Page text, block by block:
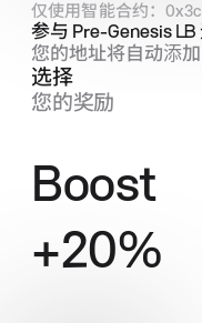
仅使用智能合约：
参与 Pre‑Genesis LB
您的地址将自动添
选择
您的奖励
Boost
+20%